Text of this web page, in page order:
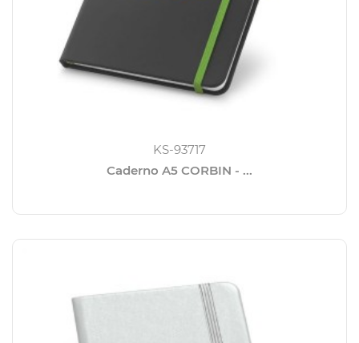
KS-93717
Caderno A5 CORBIN - ...